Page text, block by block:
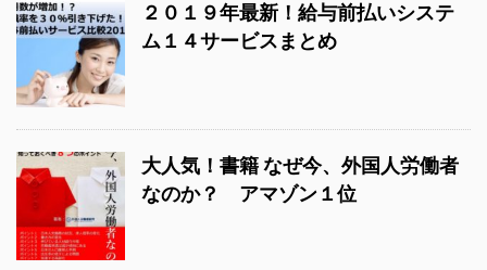
２０１９年最新！給与前払いシステ
ム１４サービスまとめ
大人気！書籍 なぜ今、外国人労働者
なのか？ アマゾン１位